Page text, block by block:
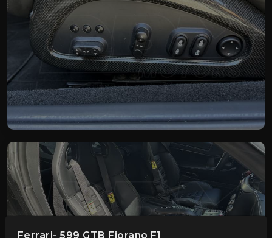
Ferrari- 599 GTB Fiorano F1